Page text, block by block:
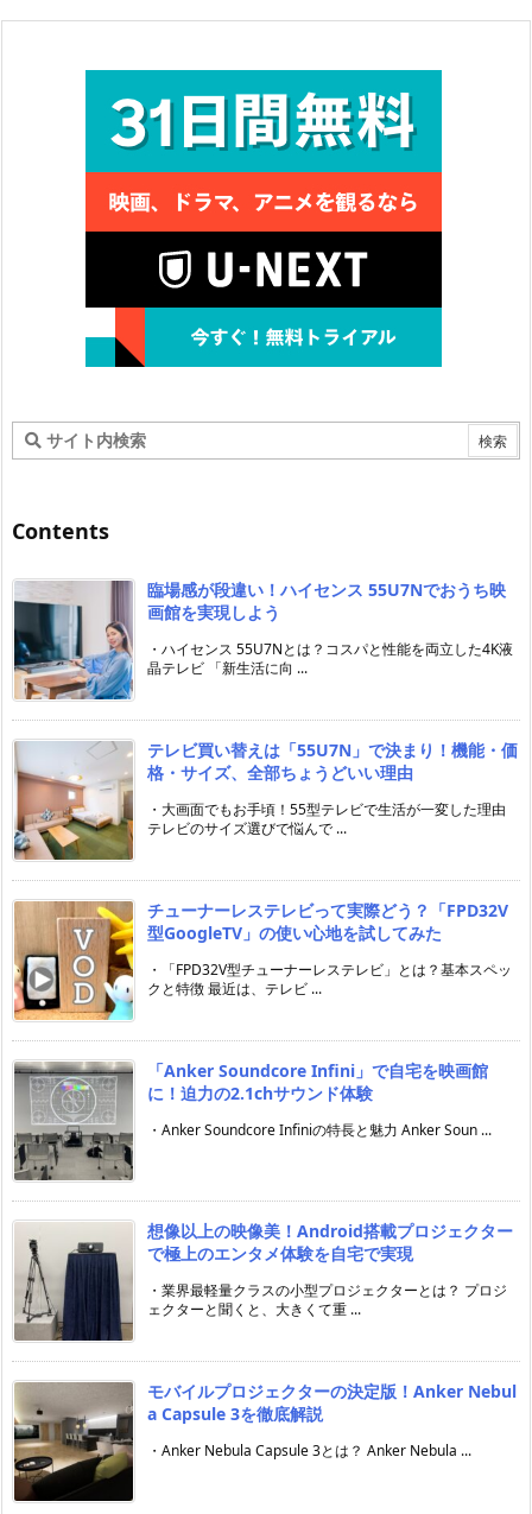
Contents
臨場感が段違い！ハイセンス 55U7Nでおうち映
画館を実現しよう
・ハイセンス 55U7Nとは？コスパと性能を両立した4K液
晶テレビ 「新生活に向 ...
テレビ買い替えは「55U7N」で決まり！機能・価
格・サイズ、全部ちょうどいい理由
・大画面でもお手頃！55型テレビで生活が一変した理由
テレビのサイズ選びで悩んで ...
チューナーレステレビって実際どう？「FPD32V
型GoogleTV」の使い心地を試してみた
・「FPD32V型チューナーレステレビ」とは？基本スペッ
クと特徴 最近は、テレビ ...
「Anker Soundcore Infini」で自宅を映画館
に！迫力の2.1chサウンド体験
・Anker Soundcore Infiniの特長と魅力 Anker Soun ...
想像以上の映像美！Android搭載プロジェクター
で極上のエンタメ体験を自宅で実現
・業界最軽量クラスの小型プロジェクターとは？ プロジ
ェクターと聞くと、大きくて重 ...
モバイルプロジェクターの決定版！Anker Nebul
a Capsule 3を徹底解説
・Anker Nebula Capsule 3とは？ Anker Nebula ...